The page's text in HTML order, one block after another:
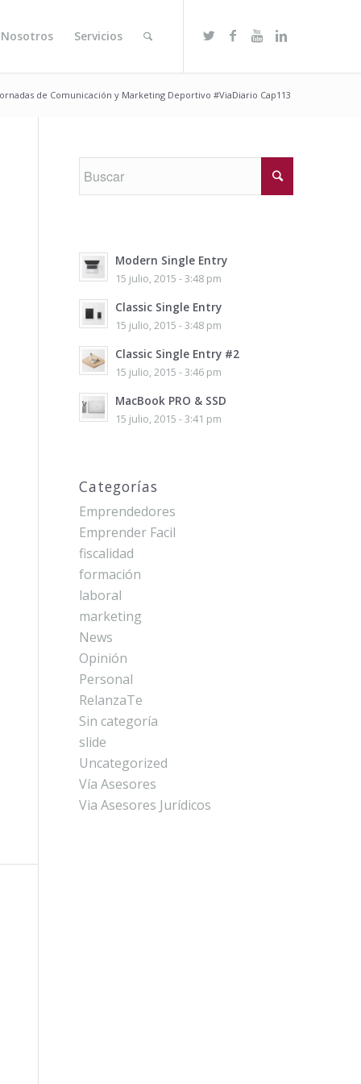
Servicios
de Comunicación y Marketing Deportivo #ViaDiario Cap113
Modern Single Entry
15 julio, 2015 - 3:48 pm
Classic Single Entry
15 julio, 2015 - 3:48 pm
Classic Single Entry #2
15 julio, 2015 - 3:46 pm
MacBook PRO & SSD
15 julio, 2015 - 3:41 pm
Categorías
Emprendedores
Emprender Facil
fiscalidad
formación
laboral
marketing
News
Opinión
Personal
RelanzaTe
Sin categoría
slide
Uncategorized
Vía Asesores
Via Asesores Jurídicos